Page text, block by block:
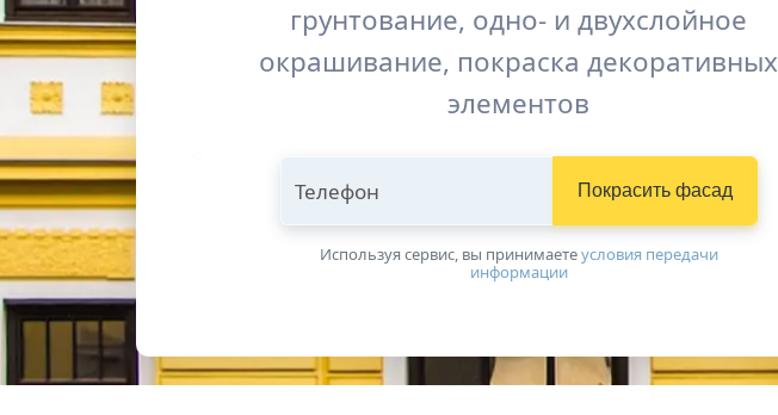
грунтование, одно- и двухслойное
окрашивание, покраска декоративных
элементов
Телефон Покрасить фасад
Используя сервис, вы принимаетeусловия передачи
информации